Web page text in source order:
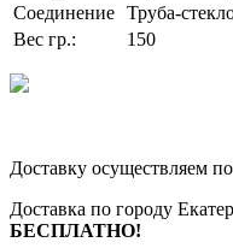
Соединение Труба-
Вес гр.:
150
Доставку осуществляем
Доставка по городу
БЕСПЛАТНО!